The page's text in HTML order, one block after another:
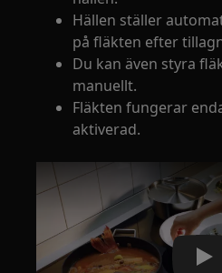
Hällen ställer
på fläkten efter
Du kan även styra
manuellt.
Fläkten fungerar
aktiverad.
Play